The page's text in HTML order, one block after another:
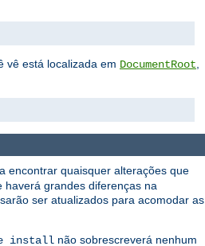
vê está localizada em DocumentRoot
encontrar quaisquer alterações que
grandes diferenças na
ser atualizados para acomodar as
install não sobrescreverá nenhum